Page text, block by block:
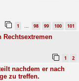
1 … 98 99 100 101
Rechtsextremen
1 2
nachdem er nach
zu treffen.